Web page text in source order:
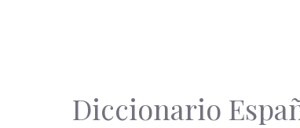
Diccionario